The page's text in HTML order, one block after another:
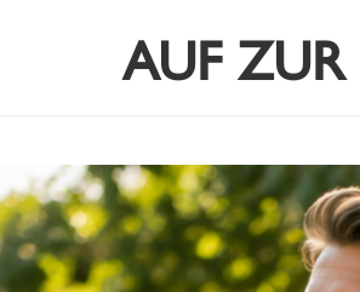
AUF ZUR